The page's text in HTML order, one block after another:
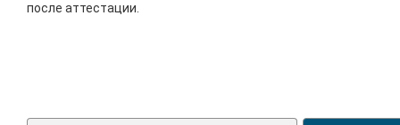
после аттестации.